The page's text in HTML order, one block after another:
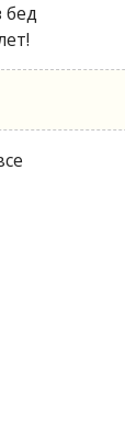
бед